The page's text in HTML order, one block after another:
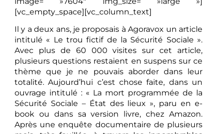
image= »7604″ img_size= »large »]
[vc_empty_space][vc_column_text]
Il y a deux ans, je proposais à Agoravox un article
intitulé « Le trou fictif de la Sécurité Sociale ».
Avec plus de 60 000 visites sur cet article,
plusieurs questions restaient en suspens sur ce
thème que je ne pouvais aborder dans leur
totalité. Aujourd’hui c’est chose faite, dans un
ouvrage intitulé : « La mort programmée de la
Sécurité Sociale – État des lieux », paru en e-
book ou dans sa version livre, chez Amazon.
Après une enquête documentaire de plusieurs